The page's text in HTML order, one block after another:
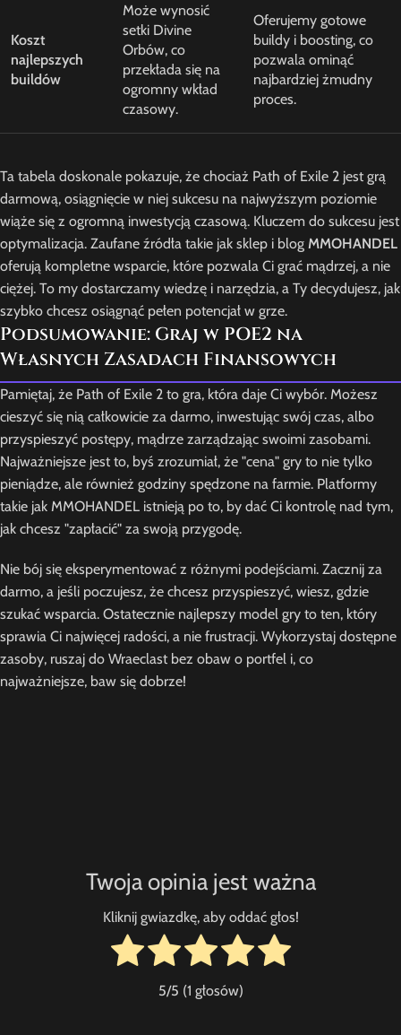
Koszt
najlepszych
buildów
Może wynosić
setki Divine
Orbów, co
przekłada się na
ogromny wkład
czasowy.
Oferujemy gotowe
buildy i boosting, co
pozwala ominąć
najbardziej żmudny
proces.
Ta tabela doskonale pokazuje, że chociaż Path of Exile 2 jest grą
darmową, osiągnięcie w niej sukcesu na najwyższym poziomie
wiąże się z ogromną inwestycją czasową. Kluczem do sukcesu jest
optymalizacja. Zaufane źródła takie jak sklep i blog MMOHANDEL
oferują kompletne wsparcie, które pozwala Ci grać mądrzej, a nie
ciężej. To my dostarczamy wiedzę i narzędzia, a Ty decydujesz, jak
szybko chcesz osiągnąć pełen potencjał w grze.
Podsumowanie: Graj w POE2 na
Własnych Zasadach Finansowych
Pamiętaj, że Path of Exile 2 to gra, która daje Ci wybór. Możesz
cieszyć się nią całkowicie za darmo, inwestując swój czas, albo
przyspieszyć postępy, mądrze zarządzając swoimi zasobami.
Najważniejsze jest to, byś zrozumiał, że "cena" gry to nie tylko
pieniądze, ale również godziny spędzone na farmie. Platformy
takie jak MMOHANDEL istnieją po to, by dać Ci kontrolę nad tym,
jak chcesz "zapłacić" za swoją przygodę.
Nie bój się eksperymentować z różnymi podejściami. Zacznij za
darmo, a jeśli poczujesz, że chcesz przyspieszyć, wiesz, gdzie
szukać wsparcia. Ostatecznie najlepszy model gry to ten, który
sprawia Ci najwięcej radości, a nie frustracji. Wykorzystaj dostępne
zasoby, ruszaj do Wraeclast bez obaw o portfel i, co
najważniejsze, baw się dobrze!
Twoja opinia jest ważna
Kliknij gwiazdkę, aby oddać głos!
5/5 (1 głosów)